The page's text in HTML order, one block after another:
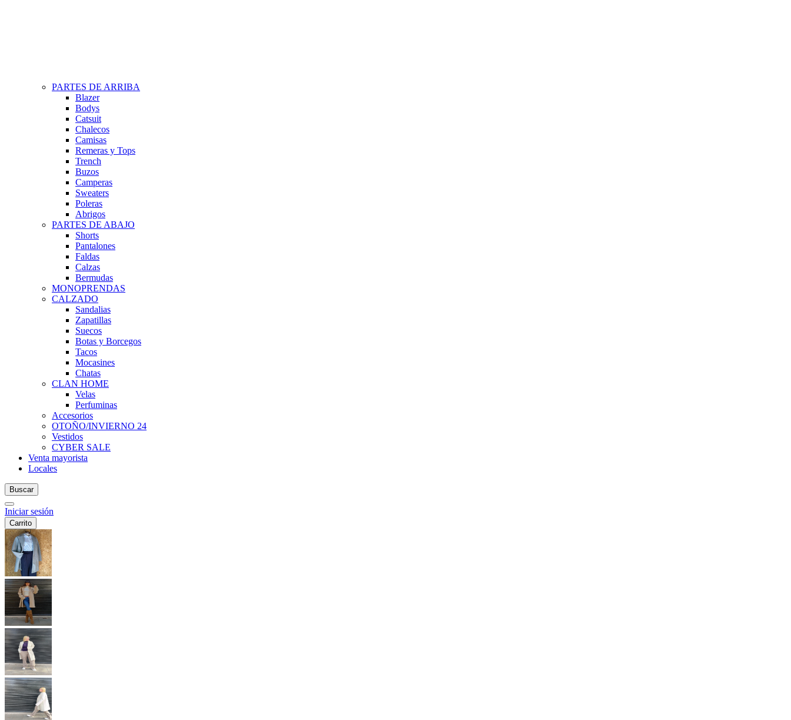
PARTES DE ARRIBA
Blazer
Bodys
Catsuit
Chalecos
Camisas
Remeras y Tops
Trench
Buzos
Camperas
Sweaters
Poleras
Abrigos
PARTES DE ABAJO
Shorts
Pantalones
Faldas
Calzas
Bermudas
MONOPRENDAS
CALZADO
Sandalias
Zapatillas
Suecos
Botas y Borcegos
Tacos
Mocasines
Chatas
CLAN HOME
Velas
Perfuminas
Accesorios
OTOÑO/INVIERNO 24
Vestidos
CYBER SALE
Venta mayorista
Locales
Buscar
Iniciar sesión
Carrito